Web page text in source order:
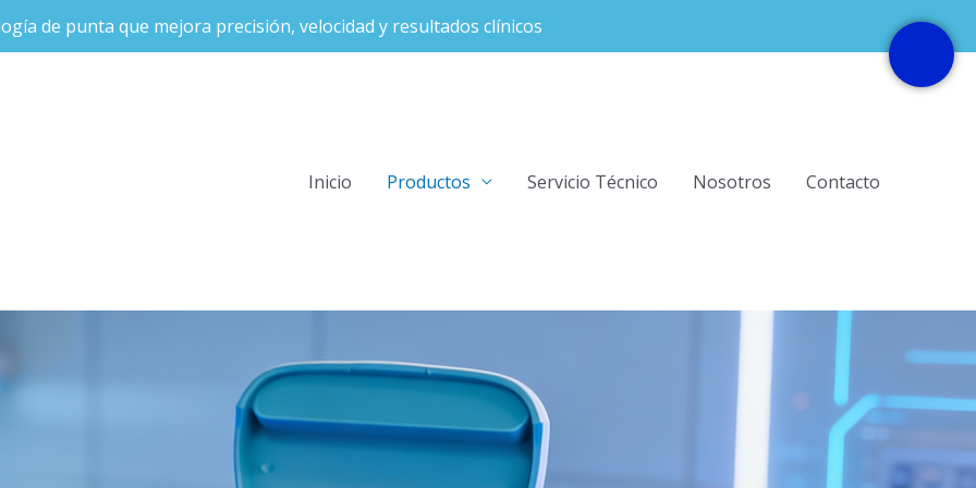
de punta que mejora precisión, velocidad y resultados clínicos
Inicio Productos Servicio Técnico Nosotros Contacto